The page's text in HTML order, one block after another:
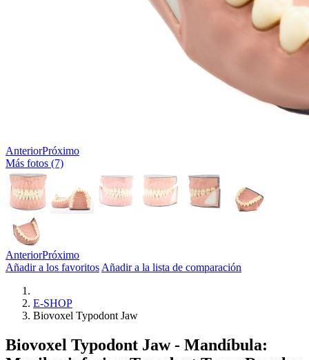
AnteriorPróximo
Más fotos (7)
AnteriorPróximo
Añadir a los favoritos Añadir a la lista de comparación
E-SHOP
Biovoxel Typodont Jaw
Biovoxel Typodont Jaw- Mandíbula: